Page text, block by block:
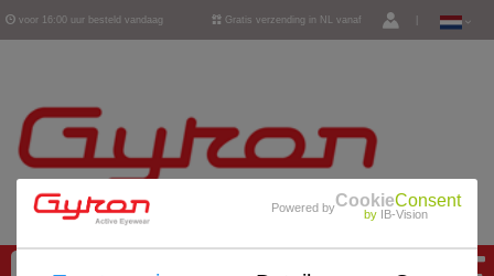
voor 16:00 uur besteld vandaag Gratis verzending in NL vanaf
Powered byCookieConsent
by IB-Vision